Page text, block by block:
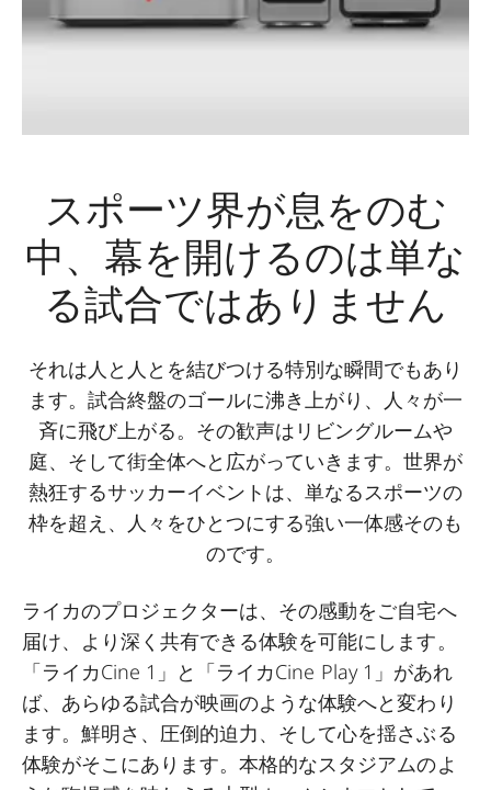
スポーツ界が息をのむ
中、幕を開けるのは単な
る試合ではありません
それは人と人とを結びつける特別な瞬間でもあり
ます。試合終盤のゴールに沸き上がり、人々が一
斉に飛び上がる。その歓声はリビングルームや
庭、そして街全体へと広がっていきます。世界が
熱狂するサッカーイベントは、単なるスポーツの
枠を超え、人々をひとつにする強い一体感そのも
のです。
ライカのプロジェクターは、その感動をご自宅へ
届け、より深く共有できる体験を可能にします。
「ライカCine 1」と「ライカCine Play 1」があれ
ば、あらゆる試合が映画のような体験へと変わり
ます。鮮明さ、圧倒的迫力、そして心を揺さぶる
体験がそこにあります。本格的なスタジアムのよ